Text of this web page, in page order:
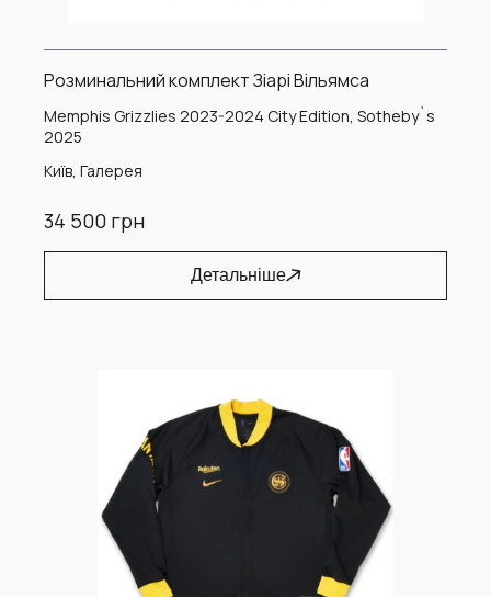
Розминальний комплект Зіарі Вільямса
Memphis Grizzlies 2023-2024 City Edition, Sotheby`s
2025
Київ, Галерея
34 500 грн
Детальніше